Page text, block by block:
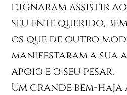
dignaram assistir
seu ente querido,
os que de outro
manifestaram a sua
apoio e o seu pesar.
Um grande bem-haja